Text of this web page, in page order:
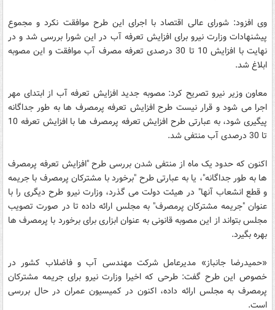
وی افزود:‌ شورای عالی اقتصاد با اجرای این طرح موافقت نکرد و مجموع
پیشنهادات وزارت نیرو برای افزایش تعرفه آب در این شورا بررسی شد و در
نهایت با افزایش 10 تا 30 درصدی تعرفه مصرف آب موافقت و این مصوبه
ابلاغ شد.
معاون وزیر نیرو تصریح کرد: مصوبه جدید افزایش تعرفه آب از ابتدای مهر
اجرا می شود و قرار نیست طرح افزایش تعرفه پرمصرف ها به طور جداگانه
پیگیری شود، به عبارتی طرح افزایش تعرفه پرمصرف ها با افزایش تعرفه 10
تا 30 درصدی آب منتفی شد.
اکنون که حدود یک ماه از منتفی شدن بررسی طرح "افزایش تعرفه پرمصرف
ها به طور جداگانه"، یا به عبارتی طرح "برخورد با مشترکان پرمصرف با جریمه
و قطع انشعاب آنها" در هیئت دولت می گذرد، وزارت نیرو طرح دیگری را با
عنوان "جریمه مشترکان پرمصرف" به مجلس ارائه داده تا در صورت تصویب
مجلس بتواند از این مصوبه قانونی به عنوان ابزاری برای برخورد با پرمصرف ها
بهره بگیرد.
«حمیدرضا جانباز» مدیرعامل شرکت مهندسی آب و فاضلاب کشور در
خصوص این طرح گفت: طرحی که اخیرا وزارت نیرو برای جریمه مشترکان
پرمصرف به مجلس ارائه داده، اکنون در کمیسیون عمران در حال بررسی
است.